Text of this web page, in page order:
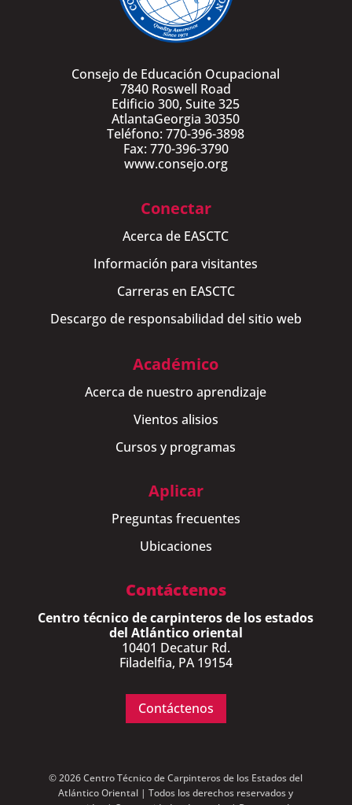
Consejo de Educación Ocupacional
7840 Roswell Road
Edificio 300, Suite 325
AtlantaGeorgia 30350
Teléfono: 770-396-3898
Fax: 770-396-3790
www.consejo.org
Conectar
Acerca de EASCTC
Información para visitantes
Carreras en EASCTC
Descargo de responsabilidad del sitio web
Académico
Acerca de nuestro aprendizaje
Vientos alisios
Cursos y programas
Aplicar
Preguntas frecuentes
Ubicaciones
Contáctenos
Centro técnico de carpinteros de los estados
del Atlántico oriental
10401 Decatur Rd.
Filadelfia, PA 19154
Contáctenos
© 2026 Centro Técnico de Carpinteros de los Estados del
Atlántico Oriental | Todos los derechos reservados y